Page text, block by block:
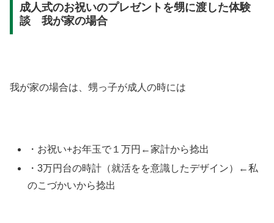
成人式のお祝いのプレゼントを甥に渡した体験
談 我が家の場合
我が家の場合は、甥っ子が成人の時には
・お祝い+お年玉で１万円←家計から捻出
・3万円台の時計（就活をを意識したデザイン）←私
のこづかいから捻出